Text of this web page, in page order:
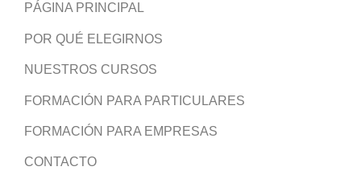
PÁGINA PRINCIPAL
POR QUÉ ELEGIRNOS
NUESTROS CURSOS
FORMACIÓN PARA PARTICULARES
FORMACIÓN PARA EMPRESAS
CONTACTO